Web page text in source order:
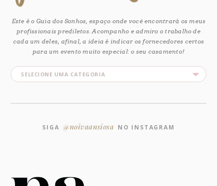
Este é o Guia dos Sonhos, espaço onde você encontrará os meus
profissionais prediletos. Acompanho e admiro o trabalho de
cada um deles, afinal, a ideia é indicar os fornecedores certos
para um evento muito especial: o seu casamento!
SIGA @noivaansiosa NO INSTAGRAM